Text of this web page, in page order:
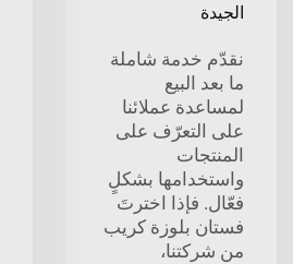
الجيدة
نقدّم خدمة شاملة
ما بعد البيع
لمساعدة عملائنا
على التعرّف على
المنتجات
واستخدامها بشكلٍ
فعّال. فإذا اخترتَ
فستان بلوزة كريب
من شركتنا،